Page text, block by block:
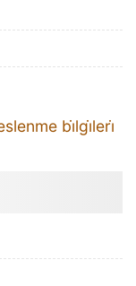
bi̇lgi̇leri̇